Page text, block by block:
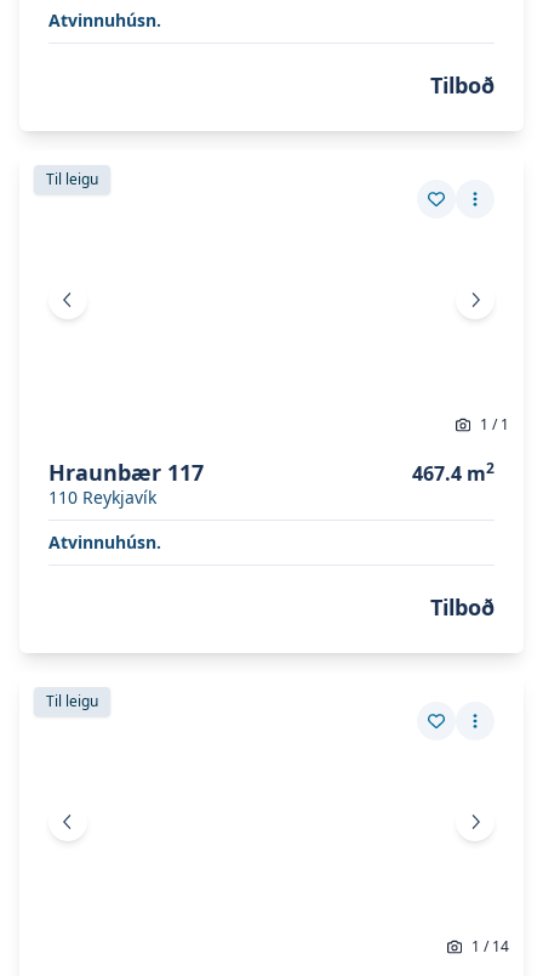
Atvinnuhúsn.
Tilboð
Skoða eignina
Til leigu
Vista eign
Fleiri
Skoða eignina
Fyrri mynd Næsta
1 /1
Hraunbær 117
110 Reykjavík
467.4 m2
Atvinnuhúsn.
Tilboð
Skoða eignina
Til leigu
Vista eign
Fleiri
Skoða eignina
Fyrri mynd Næsta
1 /14